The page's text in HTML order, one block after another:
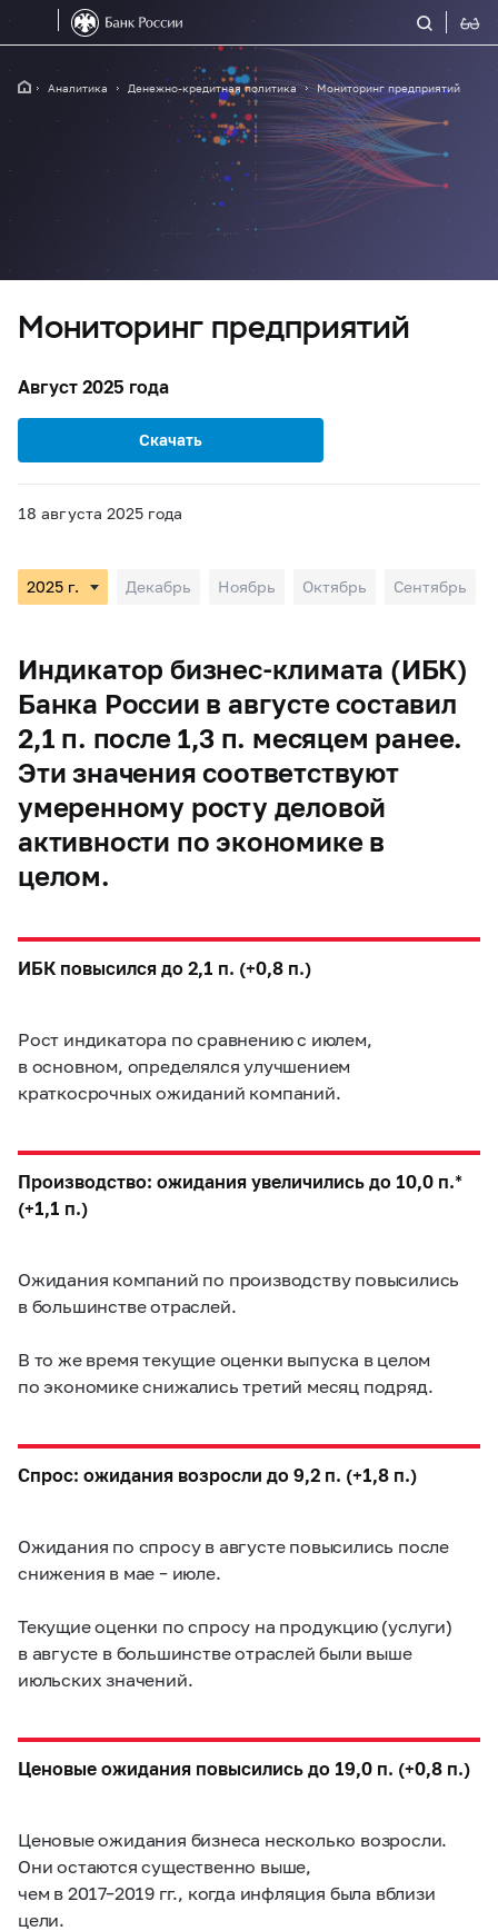
Аналитика Денежно-кредитная политика Мониторинг предприятий
Мониторинг предприятий
Август 2025 года
Скачать
18 августа 2025 года
Декабрь Ноябрь Октябрь Сентябрь
Индикатор бизнес-климата (ИБК)
Банка России в августе составил
2,1 п. после 1,3 п. месяцем ранее.
Эти значения соответствуют
умеренному росту деловой
активности по экономике в
целом.
ИБК повысился до 2,1 п. (+0,8 п.)
Рост индикатора по сравнению с июлем,
в основном, определялся улучшением
краткосрочных ожиданий компаний.
Производство: ожидания увеличились до 10,0 п.*
(+1,1 п.)
Ожидания компаний по производству повысились
в большинстве отраслей.
В то же время текущие оценки выпуска в целом
по экономике снижались третий месяц подряд.
Спрос: ожидания возросли до 9,2 п. (+1,8 п.)
Ожидания по спросу в августе повысились после
снижения в мае – июле.
Текущие оценки по спросу на продукцию (услуги)
в августе в большинстве отраслей были выше
июльских значений.
Ценовые ожидания повысились до 19,0 п. (+0,8 п.)
Ценовые ожидания бизнеса несколько возросли.
Они остаются существенно выше,
чем в 2017–2019 гг.,
когда инфляция была вблизи
цели.